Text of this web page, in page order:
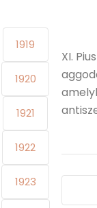
1919
1920
1921
1922
1923
XI.